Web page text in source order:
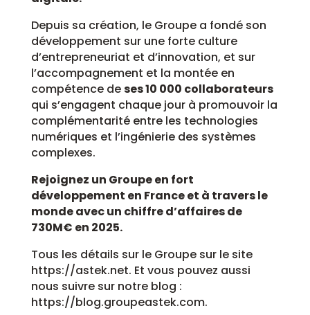
Depuis sa création, le Groupe a fondé son
développement sur une forte culture
d’entrepreneuriat et d’innovation, et sur
l’accompagnement et la montée en
compétence deses 10 000 collaborateurs
qui s’engagent chaque jour à promouvoir la
complémentarité entre les technologies
numériques et l’ingénierie des systèmes
complexes.
Rejoignez un Groupe en fort
développement en France et à travers le
monde avec un chiffre d’affaires de
730M€ en 2025.
Tous les détails sur le Groupe sur le site
https://astek.net. Et vous pouvez aussi
nous suivre sur notre blog :
https://blog.groupeastek.com.